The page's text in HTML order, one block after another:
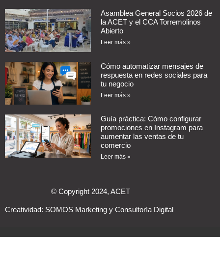
Asamblea General Socios 2026 de
la ACET y el CCA Torremolinos
Abierto
Leer más »
Cómo automatizar mensajes de
respuesta en redes sociales para
tu negocio
Leer más »
Guía práctica: Cómo configurar
promociones en Instagram para
aumentar las ventas de tu
comercio
Leer más »
© Copyright 2024, ACET
Creatividad: SOMOS Marketing y Consultoría Digital